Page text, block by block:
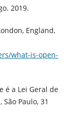
2019.
England,
what-is-open-
é a Lei Geral de
Paulo, 31